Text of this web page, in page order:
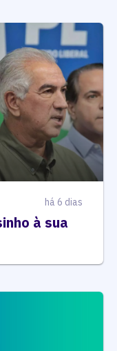
há 6 dias
à sua